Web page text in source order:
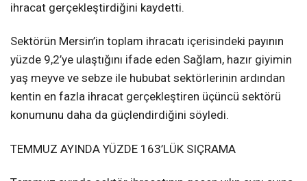
ihracat gerçekleştirdiğini kaydetti.
Sektörün Mersin’in toplam ihracatı içerisindeki payının
yüzde 9,2’ye ulaştığını ifade eden Sağlam, hazır giyimin
yaş meyve ve sebze ile hububat sektörlerinin ardından
kentin en fazla ihracat gerçekleştiren üçüncü sektörü
konumunu daha da güçlendirdiğini söyledi.
TEMMUZ AYINDA YÜZDE 163’LÜK SIÇRAMA